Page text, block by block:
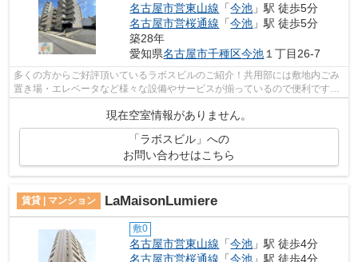
名古屋市営東山線 「今池 」駅 徒歩5分
名古屋市営桜通線 「今池 」駅 徒歩5分
築28年
愛知県名古屋市千種区今池 １丁目26-7
多くの方からご好評頂いているラボスビルのご紹介！共用部には敷地内ごみ
置き場・エレベータなど様々な設備やサービスが揃っているので便利です！
電車でのアクセスを快適なものにする...
現在空室情報がありません。
「ラボスビル」への
お問い合わせはこちら
賃貸 | マンション LaMaisonLumiere
敷0
名古屋市営東山線 「今池 」駅 徒歩4分
名古屋市営桜通線 「今池 」駅 徒歩4分